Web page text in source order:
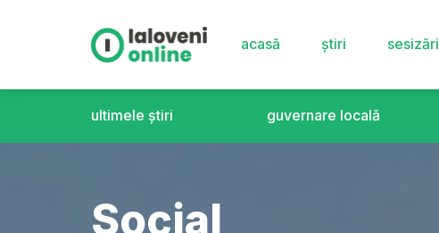
acasă știri sesizări
ultimele știri guvernare locală
Social